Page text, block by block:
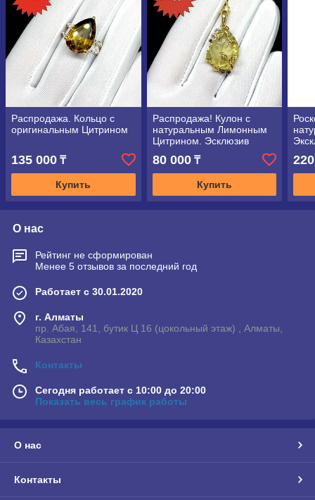
Распродажа. Кольцо с
оригинальным Цитрином
135 000 ₸
Купить
Распродажа! Кулон с
натуральным Лимонным
Цитрином. Эсклюзив
80 000₸
Купить
О нас
Рейтинг не сформирован
Менее 5 отзывов за последний год
Работает с 30.01.2020
г. Алматы
пр. Абая, 141, бутик Ц 16 (цокольный этаж) , Алматы,
Казахстан
Контакты
Сегодня работает с 10:00 до 20:00
Показать весь график работы
О нас
Контакты